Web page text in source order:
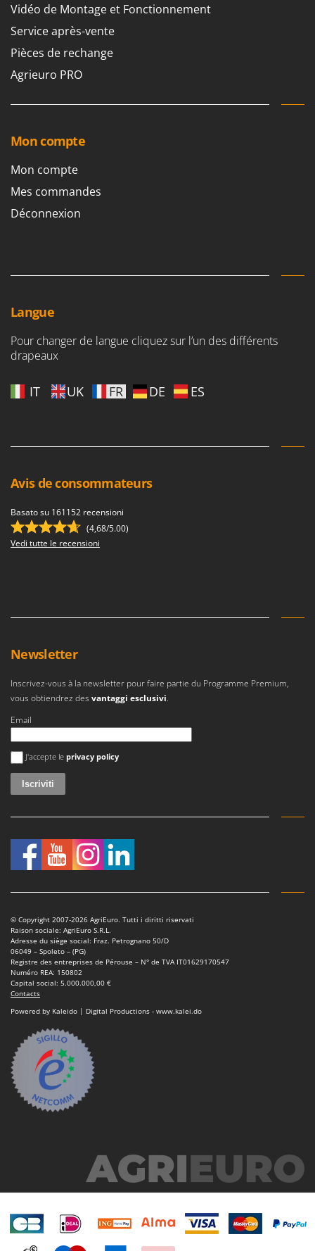
Vidéo de Montage et Fonctionnement
Service après-vente
Pièces de rechange
Agrieuro PRO
Mon compte
Mon compte
Mes commandes
Déconnexion
Langue
Pour changer de langue cliquez sur l’un des différents
drapeaux
IT UK FR DE ES
Avis de consommateurs
Basato su 161152 recensioni
(4,68/5.00)
Vedi tutte le recensioni
Newsletter
Inscrivez-vous à la newsletter pour faire partie du Programme Premium,
vous obtiendrez des vantaggi esclusivi.
Email
Si è verificato un errore
J'accepte le privacy policy
© Copyright 2007-2026 AgriEuro. Tutti i diritti riservati
Raison sociale: AgriEuro S.R.L.
Adresse du siège social: Fraz. Petrognano 50/D
06049 – Spoleto – (PG)
Registre des entreprises de Pérouse – N° de TVA IT01629170547
Numéro REA: 150802
Capital social: 5.000.000,00 €
Contacts
Powered by Kaleido | Digital Productions - www.kalei.do